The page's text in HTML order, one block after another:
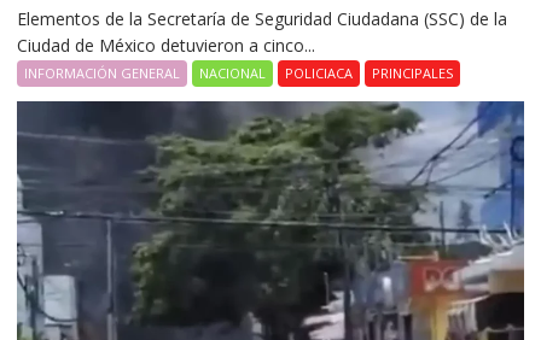
Elementos de la Secretaría de Seguridad Ciudadana (SSC) de la
Ciudad de México detuvieron a cinco...
INFORMACIÓN GENERAL NACIONAL POLICIACA PRINCIPALES